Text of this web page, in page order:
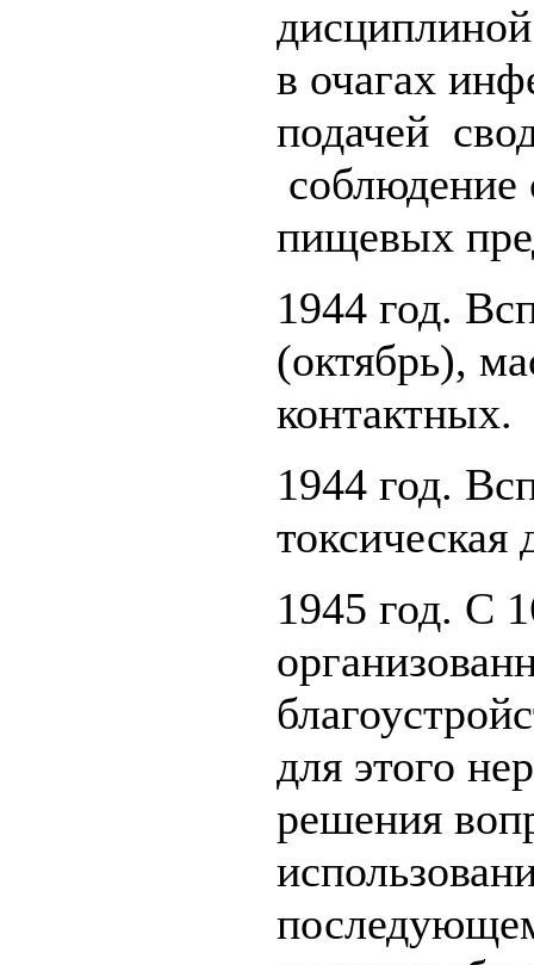
в очагах
подачей
соблюдение
пищевых
1944 год.
(октябрь),
контактных.
1944 год.
токсическая
1945 год. С
для этого
решения